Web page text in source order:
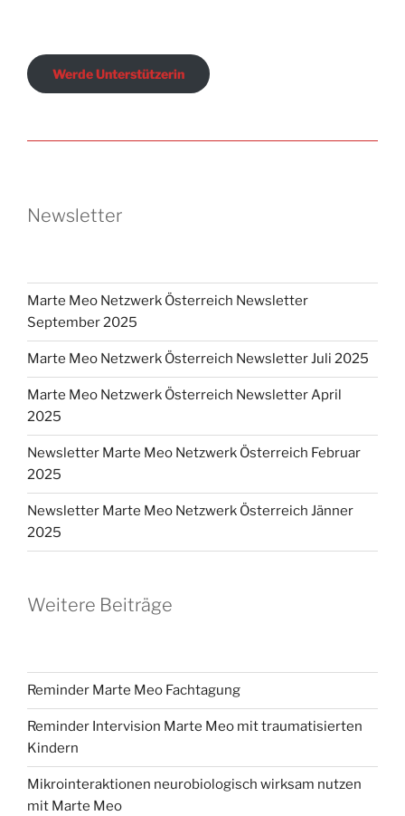
Werde Unterstützerin
Newsletter
Marte Meo Netzwerk Österreich Newsletter
September 2025
Marte Meo Netzwerk Österreich Newsletter Juli 2025
Marte Meo Netzwerk Österreich Newsletter April
2025
Newsletter Marte Meo Netzwerk Österreich Februar
2025
Newsletter Marte Meo Netzwerk Österreich Jänner
2025
Weitere Beiträge
Reminder Marte Meo Fachtagung
Reminder Intervision Marte Meo mit traumatisierten
Kindern
Mikrointeraktionen neurobiologisch wirksam nutzen
mit Marte Meo